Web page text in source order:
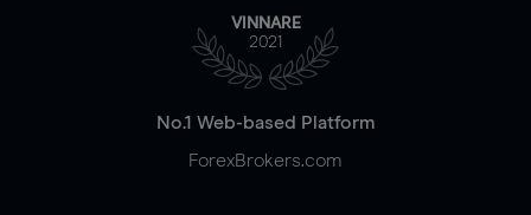
VINNARE
2021
No.1 Web-based Platform
ForexBrokers.com